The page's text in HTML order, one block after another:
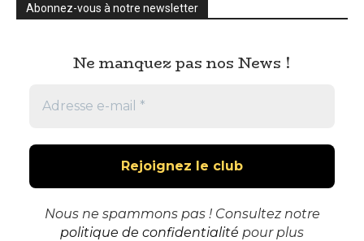
Abonnez-vous à notre newsletter
Ne manquez pas nos News !
Nous ne spammons pas ! Consultez notre
politique de confidentialité pour plus